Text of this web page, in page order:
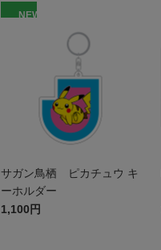
NEW
サガン鳥栖 ピカチュウ キ
ーホルダー
1,100円